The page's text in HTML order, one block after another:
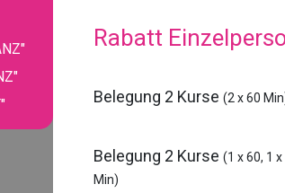
Rabatt
Belegung 2 Kurse (2 x 60
Belegung 2 Kurse (1 x 60, 1 x
Min)